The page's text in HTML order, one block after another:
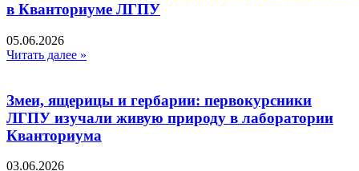
в Кванториуме ЛГПУ​
05.06.2026
Читать далее »
Змеи, ящерицы и гербарии: первокурсники
ЛГПУ изучали живую природу в лаборатории
Кванториума
03.06.2026